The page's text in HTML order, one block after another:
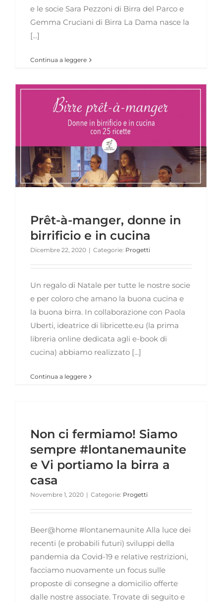
e le socie Sara Pezzoni di Birra del Parco e
Gemma Cruciani di Birra La Dama nasce la
[...]
Continua a leggere
Prêt-à-manger, donne in
birrificio e in cucina
Dicembre 22, 2020 | Categorie: Progetti
Un regalo di Natale per tutte le nostre socie
e per coloro che amano la buona cucina e
la buona birra. In collaborazione con Paola
Uberti, ideatrice di libricette.eu (la prima
libreria online dedicata agli e-book di
cucina) abbiamo realizzato [...]
Continua a leggere
Non ci fermiamo! Siamo
sempre #lontanemaunite
e Vi portiamo la birra a
casa
Novembre 1, 2020 | Categorie: Progetti
Beer@home #lontanemaunite Alla luce dei
recenti (e probabili futuri) sviluppi della
pandemia da Covid-19 e relative restrizioni,
facciamo nuovamente un focus sulle
proposte di consegne a domicilio offerte
dalle nostre associate. Trovate di seguito e